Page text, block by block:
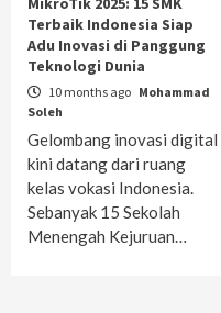
Terbaik Indonesia Siap
Adu Inovasi di Panggung
Teknologi Dunia
10 months ago Mohammad
Soleh
Gelombang inovasi digital
kini datang dari ruang
kelas vokasi Indonesia.
Sebanyak 15 Sekolah
Menengah Kejuruan…